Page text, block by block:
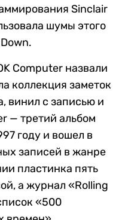
Sinclair
шумы этого
Computer назвали
коллекция заметок
винил с записью и
— третий альбом
году и вошел в
записей в жанре
пластинка пять
а журнал «Rolling
«500